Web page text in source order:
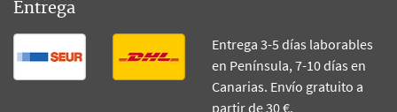
Entrega
Entrega 3-5 días laborables
en Península, 7-10 días en
Canarias. Envío gratuito a
partir de 30 €.